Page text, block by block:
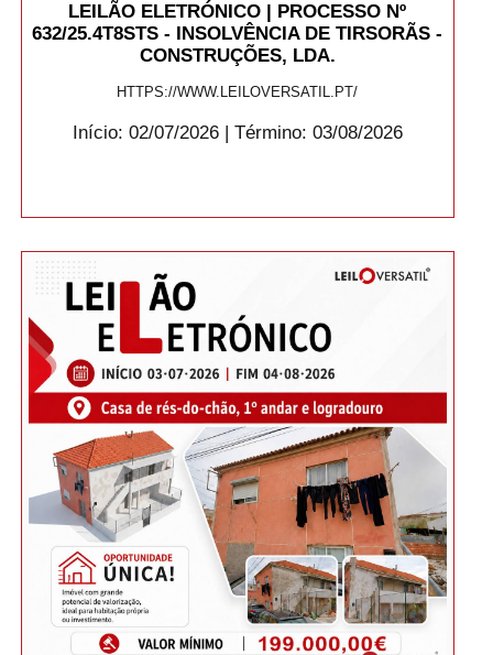
LEILÃO ELETRÓNICO | PROCESSO Nº
632/25.4T8STS - INSOLVÊNCIA DE TIRSORÃS -
CONSTRUÇÕES, LDA.
HTTPS://WWW.LEILOVERSATIL.PT/
Início: 02/07/2026 | Término: 03/08/2026